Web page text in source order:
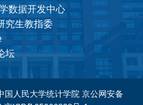
数据开发中心
究生教指委
坛
国人民大学统计学院 京公网安备